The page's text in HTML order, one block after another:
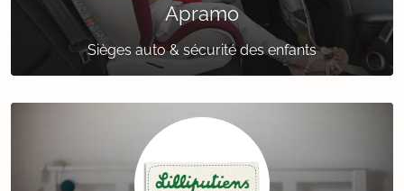
Apramo
Sièges auto & sécurité des enfants